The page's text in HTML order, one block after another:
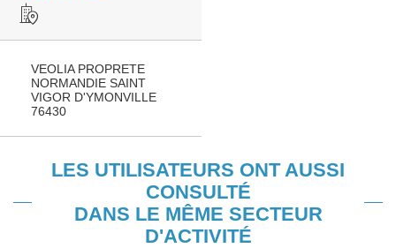
VEOLIA PROPRETE
NORMANDIE SAINT
VIGOR D'YMONVILLE
76430
LES UTILISATEURS ONT AUSSI
CONSULTÉ
DANS LE MÊME SECTEUR
D'ACTIVITÉ